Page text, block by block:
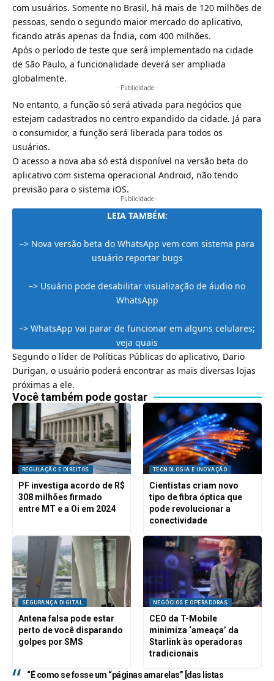
com usuários. Somente no Brasil, há mais de 120 milhões de
pessoas, sendo o segundo maior mercado do aplicativo,
ficando atrás apenas da Índia, com 400 milhões.
Após o período de teste que será implementado na cidade
de São Paulo, a funcionalidade deverá ser ampliada
globalmente.
- Publicidade -
No entanto, a função só será ativada para negócios que
estejam cadastrados no centro expandido da cidade. Já para
o consumidor, a função será liberada para todos os
usuários.
O acesso a nova aba só está disponível na versão beta do
aplicativo com sistema operacional Android, não tendo
previsão para o sistema iOS.
- Publicidade -
LEIA TAMBÉM:
–> Nova versão beta do WhatsApp vem com sistema para
usuário reportar bugs
–> Usuário pode desabilitar visualização de áudio no
WhatsApp
–> WhatsApp vai parar de funcionar em alguns celulares;
veja quais
Segundo o líder de Políticas Públicas do aplicativo, Dario
Durigan, o usuário poderá encontrar as mais diversas lojas
próximas a ele.
Você também pode gostar
REGULAÇÃO E DIREITOS
PF investiga acordo de R$
308 milhões firmado
entre MT e a Oi em 2024
TECNOLOGIA E INOVAÇÃO
Cientistas criam novo
tipo de fibra óptica que
pode revolucionar a
conectividade
SEGURANÇA DIGITAL
Antena falsa pode estar
perto de você disparando
golpes por SMS
NEGÓCIOS E OPERADORAS
CEO da T-Mobile
minimiza ‘ameaça’ da
Starlink às operadoras
tradicionais
“É como se fosse um “páginas amarelas” [das listas